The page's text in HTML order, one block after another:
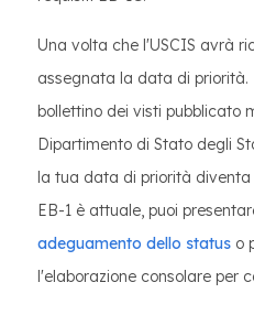
Una volta che l'USCIS avrà
assegnata la data di priorità.
bollettino dei visti pubblicato
Dipartimento di Stato degli
la tua data di priorità
EB-1 è attuale, puoi
adeguamento dello status o
l'elaborazione consolare per